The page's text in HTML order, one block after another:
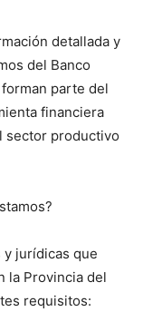
detallada y
del Banco
parte del
financiera
sector productivo
y jurídicas que
la Provincia del
requisitos: